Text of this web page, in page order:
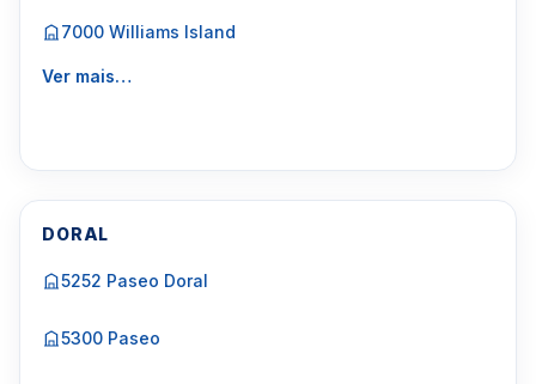
7000 Williams Island
Ver mais…
DORAL
5252 Paseo Doral
5300 Paseo